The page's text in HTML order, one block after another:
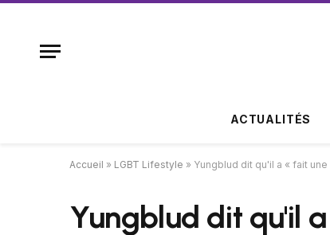
ACTUALITÉS
Accueil » LGBT Lifestyle » Yungblud dit qu'il a « fait
Yungblud dit qu'il